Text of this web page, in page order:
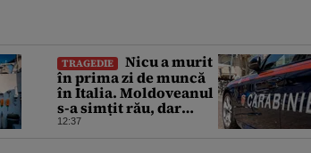
TRAGEDIE
Nicu a murit
în prima zi de muncă
în Italia. Moldoveanul
s-a simțit rău, dar
nimeni nu a chemat
12:37